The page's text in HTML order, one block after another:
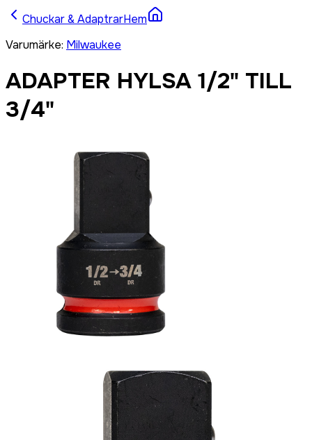
Chuckar & AdaptrarHem
Varumärke: Milwaukee
ADAPTER HYLSA 1/2" TILL
3/4"